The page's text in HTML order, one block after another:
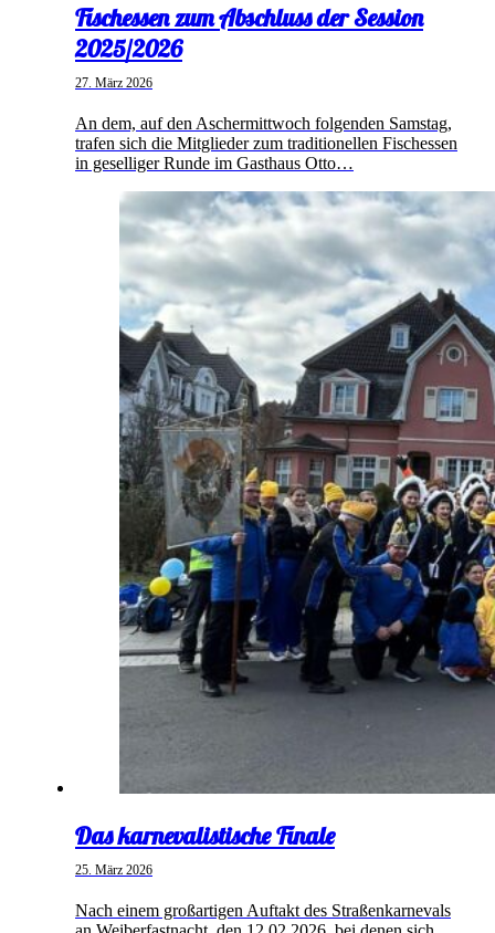
Fischessen zum Abschluss der Session
2025/2026
27. März 2026
An dem, auf den Aschermittwoch folgenden Samstag,
trafen sich die Mitglieder zum traditionellen Fischessen
in geselliger Runde im Gasthaus Otto…
Das karnevalistische Finale
25. März 2026
Nach einem großartigen Auftakt des Straßenkarnevals